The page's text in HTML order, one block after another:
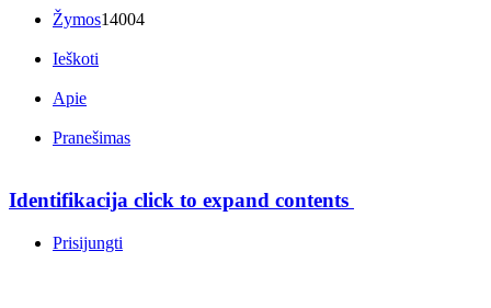
Žymos14004
Ieškoti
Apie
Pranešimas
Identifikacija click to expand contents
Prisijungti